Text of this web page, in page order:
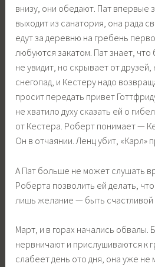
внизу, они обедают. Пат впервые
выходит из санатория, она рада
едут за деревню на гребень
любуются закатом. Пат знает, что
не увидит, но скрывает от
снегопад, и Кестеру надо
просит передать привет
не хватило духу сказать ей о
от Кестера. Роберт понимает —
Он в отчаянии. Ленц убит, «Карл»
А Пат больше не может слушать
Роберта позволить ей делать,
лишь желание — быть
Март, и в горах начались обвалы.
нервничают и прислушиваются к
слабеет день ото дня, она уже не